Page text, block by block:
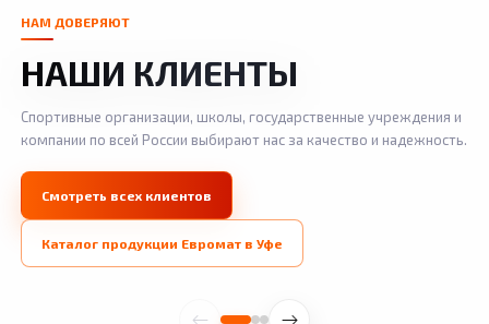
НАМ ДОВЕРЯЮТ
НАШИ КЛИЕНТЫ
Спортивные организации, школы, государственные учреждения и
компании по всей России выбирают нас за качество и надежность.
Смотреть всех клиентов
Каталог продукции Евромат в Уфе